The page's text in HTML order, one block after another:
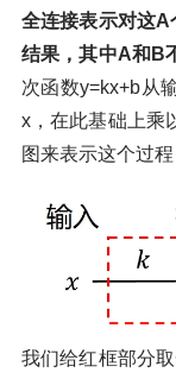
全连接表示对这
结果，其中A和B
次函数y=kx+b从
x，在此基础上乘
图来表示这个过程
我们给红框部分